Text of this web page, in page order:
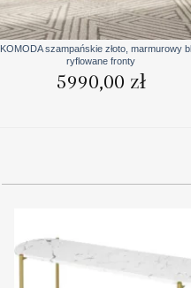
+
KOMODA szampańskie złoto, marmurowy
ryflowane fronty
5990,00 zł